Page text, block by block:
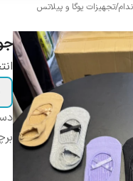
/تجهیزات یوگا و پیلاتس